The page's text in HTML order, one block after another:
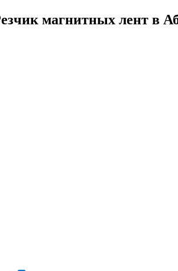
магнитных лент в